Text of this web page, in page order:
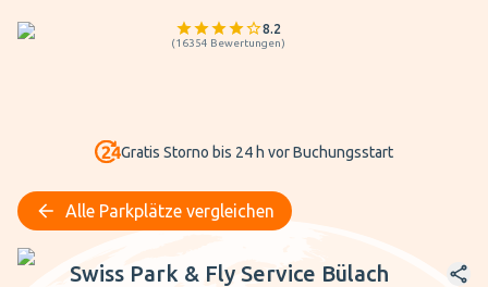
8.2
(16354 Bewertungen)
Gratis Storno bis 24 h vor Buchungsstart
Alle Parkplätze vergleichen
Swiss Park & Fly Service Bülach
Swiss Park & Fly Service Bülach